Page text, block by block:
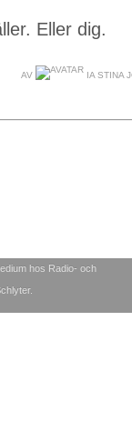
Eller dig.
AV IA STINA
hos Radio- och